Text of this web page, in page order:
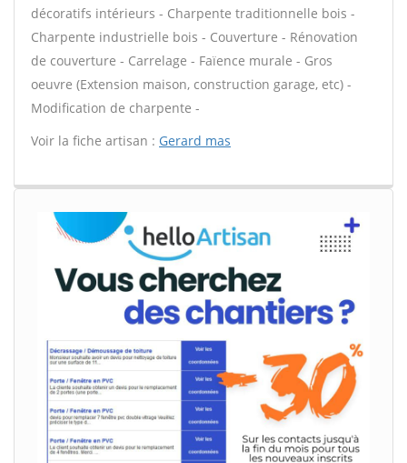
décoratifs intérieurs - Charpente traditionnelle bois -
Charpente industrielle bois - Couverture - Rénovation
de couverture - Carrelage - Faïence murale - Gros
oeuvre (Extension maison, construction garage, etc) -
Modification de charpente -
Voir la fiche artisan : Gerard mas